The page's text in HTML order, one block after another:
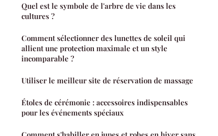
Quel est le symbole de l'arbre de vie dans les
cultures ?
Comment sélectionner des lunettes de soleil qui
allient une protection maximale et un style
incomparable ?
Utiliser le meilleur site de réservation de massage
Étoles de cérémonie : accessoires indispensables
pour les événements spéciaux